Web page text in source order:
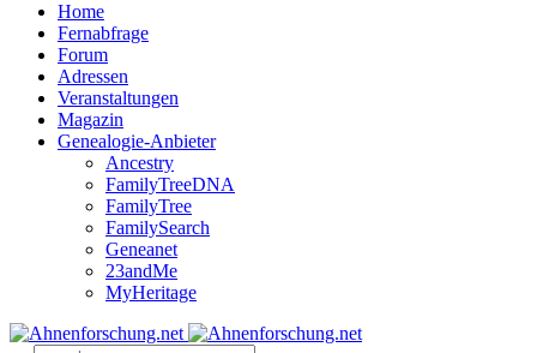
Home
Fernabfrage
Forum
Adressen
Veranstaltungen
Magazin
Genealogie-Anbieter
Ancestry
FamilyTreeDNA
FamilyTree
FamilySearch
Geneanet
23andMe
MyHeritage